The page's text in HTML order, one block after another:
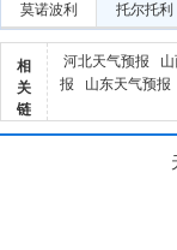
莫诺波利
托尔托利
相
关
链
河北天气预报
报
山东天气预报